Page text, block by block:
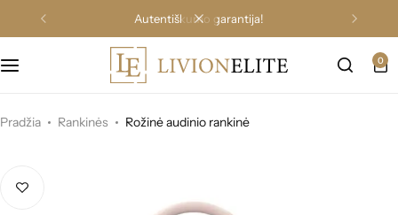
autentiškumo garantija!
0
Pradžia Rankinės Rožinė audinio rankinė